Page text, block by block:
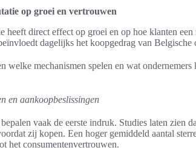
op groei en vertrouwen
heeft direct effect op groei en op hoe klanten
dagelijks het koopgedrag van Belgische
welke mechanismen spelen en wat
en aankoopbeslissingen
vaak de eerste indruk. Studies laten zien
zij kopen. Een hoger gemiddeld aantal
het consumentenvertrouwen.